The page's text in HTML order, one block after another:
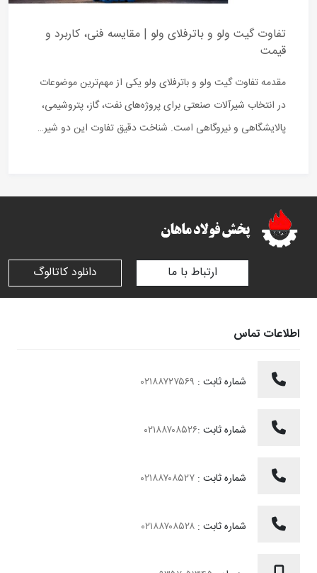
تفاوت گیت ولو و باترفلای ولو | مقایسه فنی، کاربرد و
قیمت
مقدمه تفاوت گیت ولو و باترفلای ولو یکی از مهم‌ترین موضوعات
در انتخاب شیرآلات صنعتی برای پروژه‌های نفت، گاز، پتروشیمی،
پالایشگاهی و نیروگاهی است. شناخت دقیق تفاوت این دو شیر…
ارتباط با ما دانلود کاتالوگ
اطلاعات تماس
شماره ثابت :
شماره ثابت :۰۲۱۸۸۷۰۸۵۲۶
شماره ثابت :
شماره ثابت :